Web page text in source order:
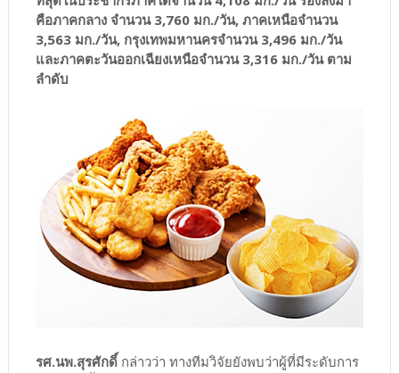
คือภาคกลาง จำนวน 3,760 มก./วัน, ภาคเหนือจำนวน
3,563 มก./วัน, กรุงเทพมหานครจำนวน 3,496 มก./วัน
และภาคตะวันออกเฉียงเหนือจำนวน 3,316 มก./วัน ตาม
ลำดับ
รศ.นพ.สุรศักดิ์กล่าวว่า ทางทีมวิจัยยังพบว่าผู้ที่มีระดับการ